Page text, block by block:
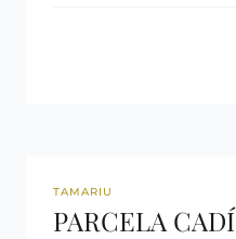
REF: 1053
TAMARIU
PARCELA CADÍ